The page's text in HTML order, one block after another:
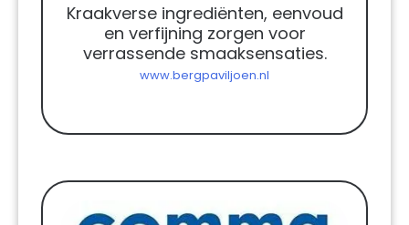
Kraakverse ingrediënten, eenvoud
en verfijning zorgen voor
verrassende smaaksensaties.
www.bergpaviljoen.nl